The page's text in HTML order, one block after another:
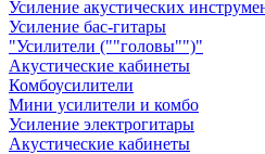
Усиление акустических
Усиление бас-гитары
"Усилители (""головы"")"
Акустические кабинеты
Комбоусилители
Мини усилители и комбо
Усиление электрогитары
Акустические кабинеты